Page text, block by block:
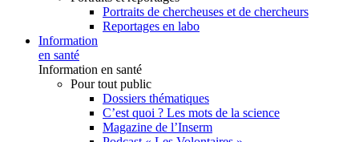
Portraits de chercheuses et de chercheurs
Reportages en labo
Information
en santé
Information en santé
Pour tout public
Dossiers thématiques
C’est quoi ? Les mots de la science
Magazine de l’Inserm